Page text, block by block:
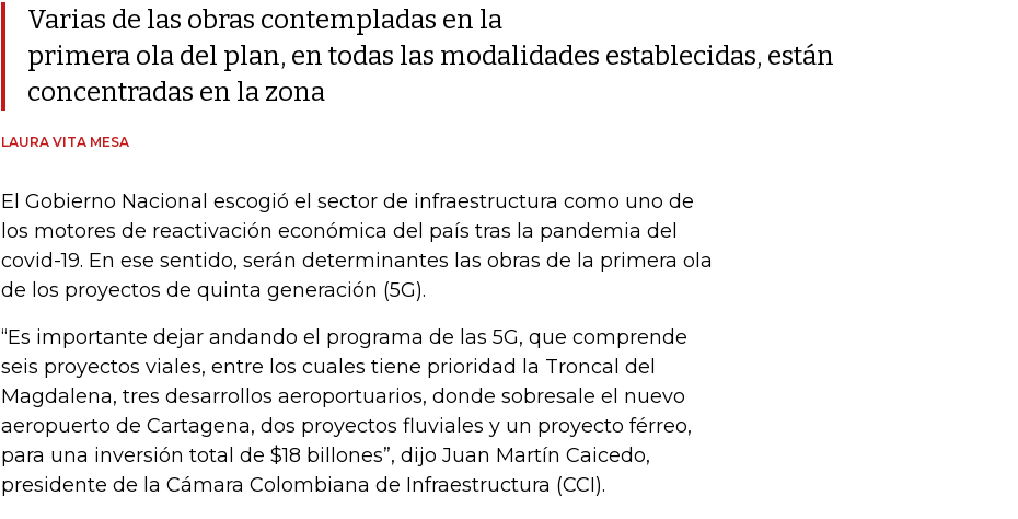
Varias de las obras contempladas en la
primera ola del plan, en todas las modalidades establecidas, están
concentradas en la zona
LAURA VITA MESA
El Gobierno Nacional escogió el sector de infraestructura como uno de
los motores de reactivación económica del país tras la pandemia del
covid-19. En ese sentido, serán determinantes las obras de la primera ola
de los proyectos de quinta generación (5G).
“Es importante dejar andando el programa de las 5G, que comprende
seis proyectos viales, entre los cuales tiene prioridad la Troncal del
Magdalena, tres desarrollos aeroportuarios, donde sobresale el nuevo
aeropuerto de Cartagena, dos proyectos fluviales y un proyecto férreo,
para una inversión total de $18 billones”, dijo Juan Martín Caicedo,
presidente de la Cámara Colombiana de Infraestructura (CCI).